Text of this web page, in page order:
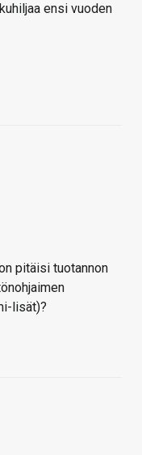
ensi vuoden
pitäisi tuotannon
lisät)?